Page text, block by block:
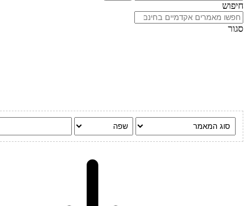
חיפוש
סגור